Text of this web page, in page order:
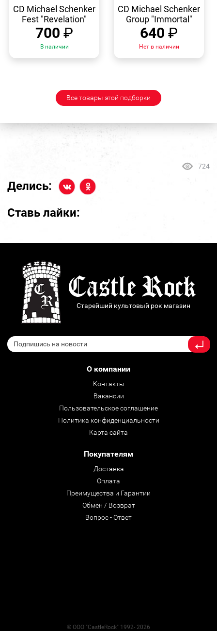
ПРОСМОТР
CD Michael Schenker
Fest "Revelation"
700 ₽
В наличии
ПРОСМОТР
CD Michael Schenker
Group "Immortal"
640 ₽
Нет в наличии
Все товары этой подборки
724
Делись:
Ставь лайки:
Старейший культовый рок магазин
О компании
Контакты
Вакансии
Пользовательское соглашение
Политика конфиденциальности
Карта сайта
Покупателям
Доставка
Оплата
Преимущества и Гарантии
Обмен / Возврат
Вопрос - Ответ
© ООО "CastleRock" 1992- 2026